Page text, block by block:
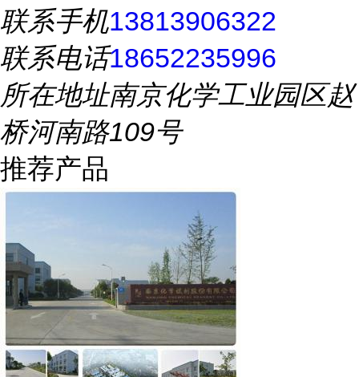
联系手机13813906322
联系电话18652235996
所在地址南京化学工业园区赵
桥河南路109号
推荐产品